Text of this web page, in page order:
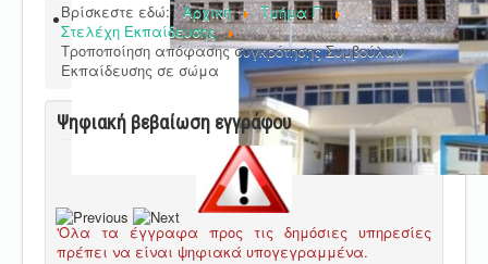
Βρίσκεστε εδώ: Αρχική
Τμήμα Γ'
Στελέχη Εκπαίδευσης
Τροποποίηση απόφασης συγκρότησης Συμβούλων
Εκπαίδευσης σε σώμα
Ψηφιακή βεβαίωση εγγράφου
'Ολα τα έγγραφα προς τις δημόσιες υπηρεσίες
πρέπει να είναι ψηφιακά υπογεγραμμένα.